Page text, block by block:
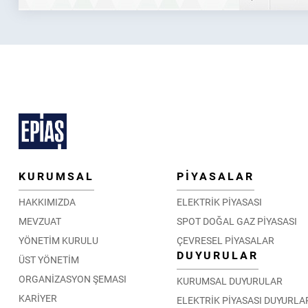
KURUMSAL
HAKKIMIZDA
MEVZUAT
YÖNETİM KURULU
ÜST YÖNETİM
ORGANİZASYON ŞEMASI
KARİYER
PİYASALAR
ELEKTRİK PİYASASI
SPOT DOĞAL GAZ PİYASASI
ÇEVRESEL PİYASALAR
DUYURULAR
KURUMSAL DUYURULAR
ELEKTRİK PİYASASI